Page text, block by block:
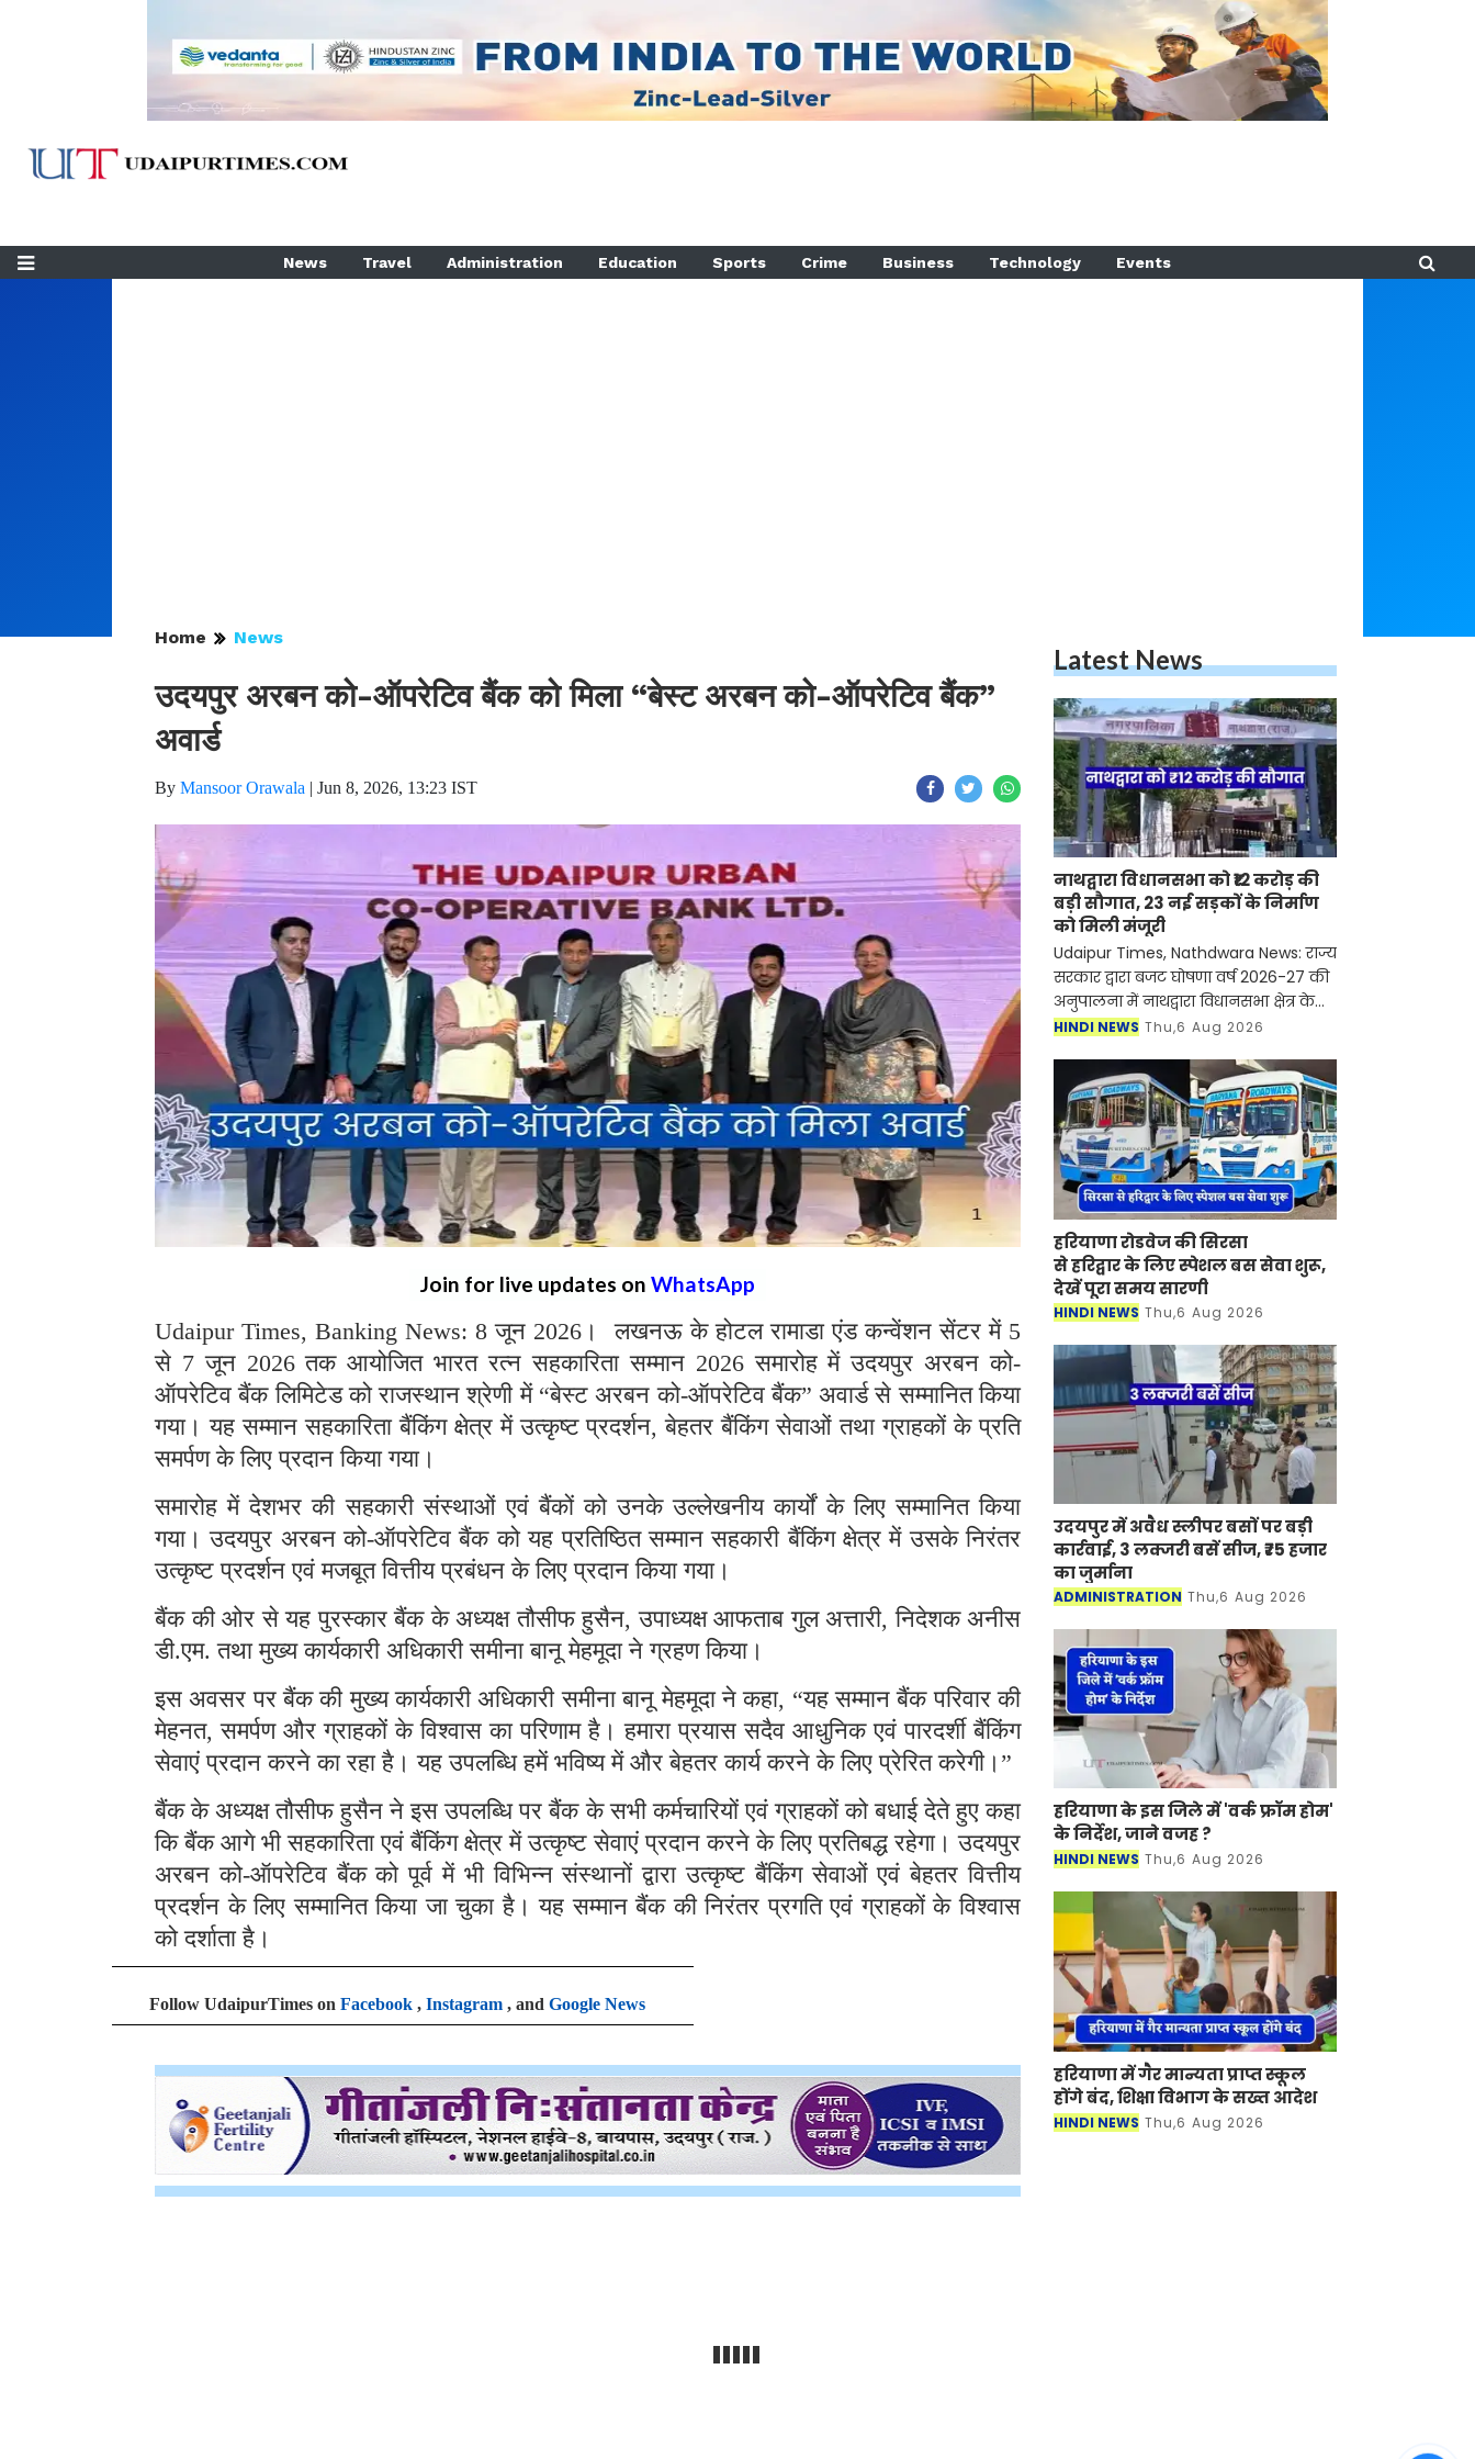
News Travel Administration Education Sports Crime Business Technology Events
Home News
उदयपुर अरबन को-ऑपरेटिव बैंक को मिला “बेस्ट अरबन को-ऑपरेटिव बैंक”
अवार्ड
By Mansoor Orawala | Jun 8, 2026, 13:23 IST
Join for live updates on WhatsApp
Udaipur Times, Banking News: 8 जून 2026। लखनऊ के होटल रामाडा एंड कन्वेंशन सेंटर में 5
से 7 जून 2026 तक आयोजित भारत रत्न सहकारिता सम्मान 2026 समारोह में उदयपुर अरबन को-
ऑपरेटिव बैंक लिमिटेड को राजस्थान श्रेणी में “बेस्ट अरबन को-ऑपरेटिव बैंक” अवार्ड से सम्मानित किया
गया। यह सम्मान सहकारिता बैंकिंग क्षेत्र में उत्कृष्ट प्रदर्शन, बेहतर बैंकिंग सेवाओं तथा ग्राहकों के प्रति
समर्पण के लिए प्रदान किया गया।
समारोह में देशभर की सहकारी संस्थाओं एवं बैंकों को उनके उल्लेखनीय कार्यों के लिए सम्मानित किया
गया। उदयपुर अरबन को-ऑपरेटिव बैंक को यह प्रतिष्ठित सम्मान सहकारी बैंकिंग क्षेत्र में उसके निरंतर
उत्कृष्ट प्रदर्शन एवं मजबूत वित्तीय प्रबंधन के लिए प्रदान किया गया।
बैंक की ओर से यह पुरस्कार बैंक के अध्यक्ष तौसीफ हुसैन, उपाध्यक्ष आफताब गुल अत्तारी, निदेशक अनीस
डी.एम. तथा मुख्य कार्यकारी अधिकारी समीना बानू मेहमूदा ने ग्रहण किया।
इस अवसर पर बैंक की मुख्य कार्यकारी अधिकारी समीना बानू मेहमूदा ने कहा, “यह सम्मान बैंक परिवार की
मेहनत, समर्पण और ग्राहकों के विश्वास का परिणाम है। हमारा प्रयास सदैव आधुनिक एवं पारदर्शी बैंकिंग
सेवाएं प्रदान करने का रहा है। यह उपलब्धि हमें भविष्य में और बेहतर कार्य करने के लिए प्रेरित करेगी।”
बैंक के अध्यक्ष तौसीफ हुसैन ने इस उपलब्धि पर बैंक के सभी कर्मचारियों एवं ग्राहकों को बधाई देते हुए कहा
कि बैंक आगे भी सहकारिता एवं बैंकिंग क्षेत्र में उत्कृष्ट सेवाएं प्रदान करने के लिए प्रतिबद्ध रहेगा। उदयपुर
अरबन को-ऑपरेटिव बैंक को पूर्व में भी विभिन्न संस्थानों द्वारा उत्कृष्ट बैंकिंग सेवाओं एवं बेहतर वित्तीय
प्रदर्शन के लिए सम्मानित किया जा चुका है। यह सम्मान बैंक की निरंतर प्रगति एवं ग्राहकों के विश्वास
को दर्शाता है।
Follow UdaipurTimes on Facebook , Instagram , and Google News
Latest News
नाथद्वारा विधानसभा को ₹12 करोड़ की
बड़ी सौगात, 23 नई सड़कों के निर्माण
को मिली मंजूरी
Udaipur Times, Nathdwara News: राज्य
सरकार द्वारा बजट घोषणा वर्ष 2026-27 की
अनुपालना में नाथद्वारा विधानसभा क्षेत्र के
लिए लगभग ₹12 करोड़ की लागत से 23
HINDI NEWS Thu,6 Aug 2026
हरियाणा रोडवेज की सिरसा
से हरिद्वार के लिए स्पेशल बस सेवा शुरू,
देखें पूरा समय सारणी
HINDI NEWS Thu,6 Aug 2026
उदयपुर में अवैध स्लीपर बसों पर बड़ी
कार्रवाई, 3 लक्जरी बसें सीज, ₹75 हजार
का जुर्माना
ADMINISTRATION Thu,6 Aug 2026
हरियाणा के इस जिले में 'वर्क फ्रॉम होम'
के निर्देश, जाने वजह ?
HINDI NEWS Thu,6 Aug 2026
हरियाणा में गैर मान्यता प्राप्त स्कूल
होंगे बंद, शिक्षा विभाग के सख्त आदेश
HINDI NEWS Thu,6 Aug 2026